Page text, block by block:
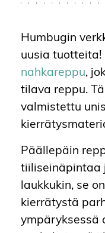
Humbugin
uusia tuotteita!
nahkareppu,
tilava reppu.
valmistettu
Päällepäin
tiiliseinäpintaa
laukkukin, se
kierrätystä
ympäryksessä